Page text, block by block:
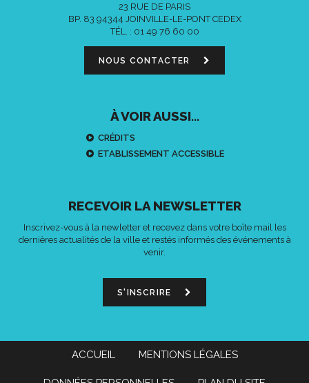
23 RUE DE PARIS
BP. 83 94344 JOINVILLE-LE-PONT CEDEX
TÉL. : 01 49 76 60 00
NOUS CONTACTER
À VOIR AUSSI...
CRÉDITS
ETABLISSEMENT ACCESSIBLE
RECEVOIR LA NEWSLETTER
Inscrivez-vous à la newletter et recevez dans votre boîte mail les
dernières actualités de la ville et restés informés des événements à
venir.
S'INSCRIRE
ACCUEIL MENTIONS LÉGALES